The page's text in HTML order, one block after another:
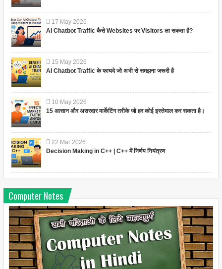
17 May 2026
AI Chatbot Traffic कैसे Websites पर Visitors ला सकता है?
15 May 2026
AI Chatbot Traffic के फायदे जो अभी से समझना जरूरी है
10 May 2026
15 आसान और असरदार मार्केटिंग तरीके जो हर कोई इस्तेमाल कर सकता है।
22 Mar 2026
Decision Making in C++ | C++ में निर्णय नियंत्रण
Computer Notes